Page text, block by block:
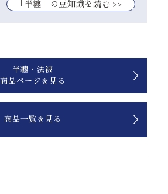
｢半纏」の豆知識を読む >>
商品一覧を見る
半纏・法被
商品ページを見る